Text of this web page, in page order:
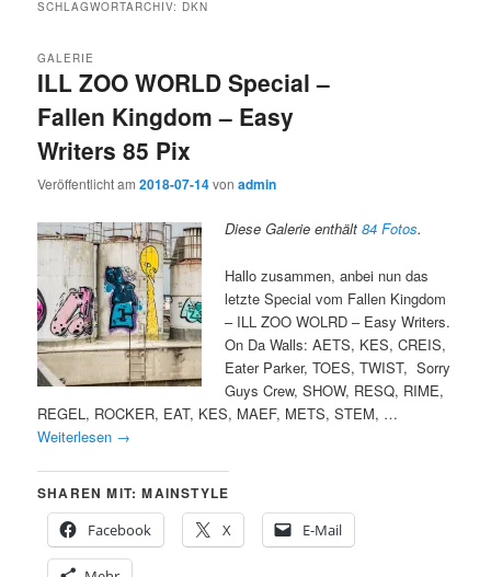
SCHLAGWORTARCHIV: DKN
ILL ZOO WORLD Special –
Fallen Kingdom – Easy
Writers 85 Pix
GALERIE
Veröffentlicht am2018-07-14vonadmin
Diese Galerie enthält84 Fotos.
Hallo zusammen, anbei nun das
letzte Special vom Fallen Kingdom
– ILL ZOO WOLRD – Easy Writers.
On Da Walls: AETS, KES, CREIS,
Eater Parker, TOES, TWIST, Sorry
Guys Crew, SHOW, RESQ, RIME,
REGEL, ROCKER, EAT, KES, MAEF, METS, STEM, …
Weiterlesen →
SHAREN MIT: MAINSTYLE
Facebook
X E-Mail